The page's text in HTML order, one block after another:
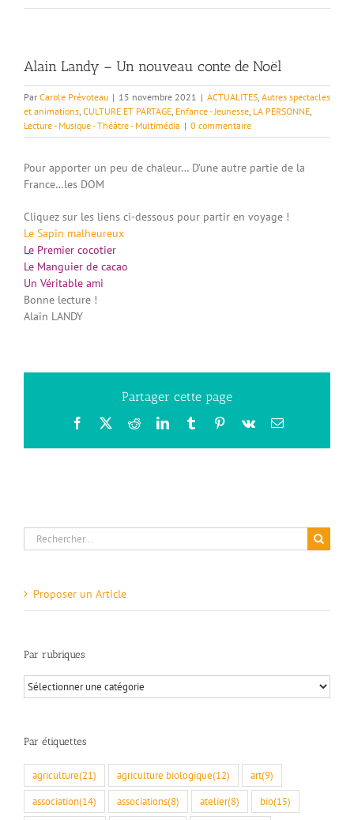
Alain Landy – Un nouveau conte de Noël
Par Carole Prévoteau | 15 novembre 2021 | ACTUALITES, Autres spectacles
et animations, CULTURE ET PARTAGE, Enfance - Jeunesse, LA PERSONNE,
Lecture - Musique - Théâtre - Multimédia | 0 commentaire
Pour apporter un peu de chaleur… D’une autre partie de la
France…les DOM
Cliquez sur les liens ci-dessous pour partir en voyage !
Le Sapin malheureux
Le Premier cocotier
Le Manguier de cacao
Un Véritable ami
Bonne lecture !
Alain LANDY
Partager cette page
Facebook
X RedditLinkedInTumblrPinterest
Vk Email
Rechercher:
Proposer un Article
Par rubriques
Par
rubriques
Par étiquettes
agriculture(21) agriculture biologique(12) art(9)
association(14) associations(8) atelier(8) bio(15)